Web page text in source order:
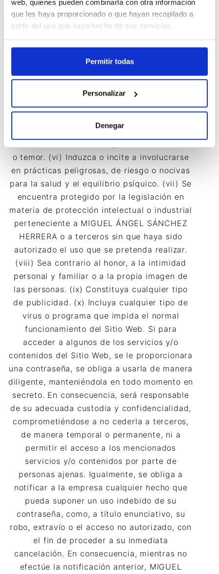
web, quienes pueden combinarla con otra información
que les haya proporcionado o que hayan recopilado a
partir del uso que haya hecho de sus servicios.
Permitir todas
Personalizar
Denegar
promueva actuaciones, actitudes o
pensamientos discriminatorios por razón de
sexo, raza, religión, creencias, edad o
condición. (iv) Incorpore, ponga a disposición
o permita acceder a productos, elementos,
mensajes y/o servicios delictivos, violentos,
ofensivos, nocivos, degradantes o, en
general, contrarios a la ley, a la moral y a las
o al orden público. (v) Induzca o pueda
o temor. (vi) Induzca o incite a involucrarse
en prácticas peligrosas, de riesgo o nocivas
para la salud y el equilibrio psíquico. (vii) Se
encuentra protegido por la legislación en
materia de protección intelectual o industrial
perteneciente a MIGUEL ÁNGEL SÁNCHEZ
HERRERA o a terceros sin que haya sido
autorizado el uso que se pretenda realizar.
(viii) Sea contrario al honor, a la intimidad
personal y familiar o a la propia imagen de
las personas. (ix) Constituya cualquier tipo
de publicidad. (x) Incluya cualquier tipo de
virus o programa que impida el normal
funcionamiento del Sitio Web. Si para
acceder a algunos de los servicios y/o
contenidos del Sitio Web, se le proporcionara
una contraseña, se obliga a usarla de manera
diligente, manteniéndola en todo momento en
secreto. En consecuencia, será responsable
de su adecuada custodia y confidencialidad,
comprometiéndose a no cederla a terceros,
de manera temporal o permanente, ni a
permitir el acceso a los mencionados
servicios y/o contenidos por parte de
personas ajenas. Igualmente, se obliga a
notificar a la empresa cualquier hecho que
pueda suponer un uso indebido de su
contraseña, como, a título enunciativo, su
robo, extravío o el acceso no autorizado, con
el fin de proceder a su inmediata
cancelación. En consecuencia, mientras no
efectúe la notificación anterior, MIGUEL